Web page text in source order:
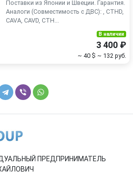
Volkswagen
Поставки из Японии и Швеции. Гарантия.
Аналоги (Совместимость с ДВС): , CTHD,
CAVA, CAVD, CTH...
В наличии
3 400 ₽
~ 40 $ ~ 132 руб.
ПРЕДПРИНИМАТЕЛЬ